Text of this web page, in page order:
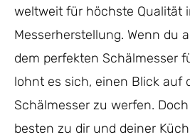
weltweit für höchste Qualität
Messerherstellung. Wenn du
dem perfekten Schälmesser
lohnt es sich, einen Blick auf
Schälmesser zu werfen.
besten zu dir und deiner